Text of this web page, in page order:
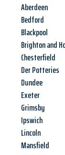
Aberdeen
Bedford
Blackpool
Brighton and
Chesterfield
Der Potteries
Dundee
Exeter
Grimsby
Ipswich
Lincoln
Mansfield